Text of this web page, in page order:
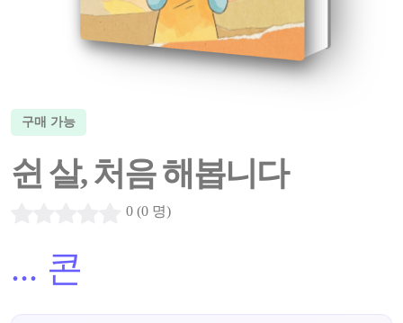
구매 가능
쉰 살, 처음 해봅니다
0 (0 명)
... 콘